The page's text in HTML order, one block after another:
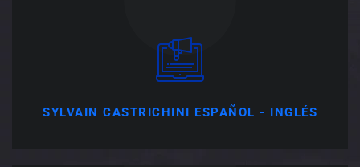
SYLVAIN CASTRICHINI ESPAÑOL - INGLÉS